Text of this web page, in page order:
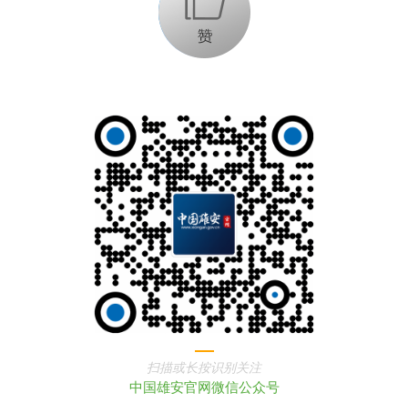
扫描或长按识别关注
中国雄安官网微信公众号